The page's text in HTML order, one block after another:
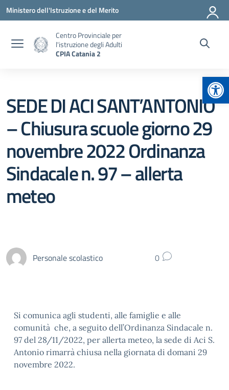
Vai ai contenuti
Vai al menu di navigazione
Vai al footer
Ministero dell'Istruzione e del Merito
Centro Provinciale per
l'istruzione degli Adulti
CPIA Catania 2
SEDE DI ACI SANT’ANTONIO
– Chiusura scuole giorno 29
novembre 2022 Ordinanza
Sindacale n. 97 – allerta
meteo
Personale scolastico 0
Si comunica agli studenti, alle famiglie e alle
comunità che, a seguito dell’Ordinanza Sindacale n.
97 del 28/11/2022, per allerta meteo, la sede di Aci S.
Antonio rimarrà chiusa nella giornata di domani 29
novembre 2022.